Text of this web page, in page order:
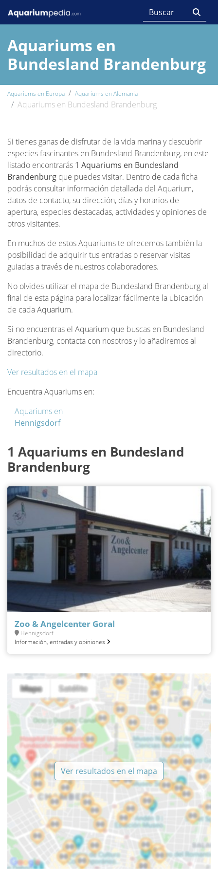
Aquariums en
Bundesland Brandenburg
Aquariums en Europa Aquariums en Alemania
Aquariums en Bundesland Brandenburg
Si tienes ganas de disfrutar de la vida marina y descubrir
especies fascinantes en Bundesland Brandenburg, en este
listado encontrarás 1 Aquariums en Bundesland
Brandenburg que puedes visitar. Dentro de cada ficha
podrás consultar información detallada del Aquarium,
datos de contacto, su dirección, días y horarios de
apertura, especies destacadas, actividades y opiniones de
otros visitantes.
En muchos de estos Aquariums te ofrecemos también la
posibilidad de adquirir tus entradas o reservar visitas
guiadas a través de nuestros colaboradores.
No olvides utilizar el mapa de Bundesland Brandenburg al
final de esta página para localizar fácilmente la ubicación
de cada Aquarium.
Si no encuentras el Aquarium que buscas en Bundesland
Brandenburg, contacta con nosotros y lo añadiremos al
directorio.
Ver resultados en el mapa
Encuentra Aquariums en:
Aquariums en
Hennigsdorf
1 Aquariums en Bundesland
Brandenburg
Zoo & Angelcenter Goral
Hennigsdorf
Información, entradas y opiniones
Ver resultados en el mapa